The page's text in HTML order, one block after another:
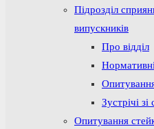
Підрозділ
випускників
Про відділ
Зустрічі
Опитування